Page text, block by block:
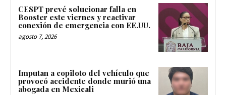
CESPT prevé solucionar falla en
Booster este viernes y reactivar
conexión de emergencia con EE.UU.
agosto 7, 2026
Imputan a copiloto del vehículo que
provocó accidente donde murió una
abogada en Mexicali